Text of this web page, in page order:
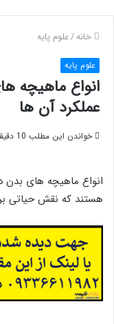
خانه/علوم پایه
علوم پایه
انواع
عملکرد آن ها
خواندن این مطلب 10 دقیقه زمان میبرد
انواع ماهیچه های بدن
هستند که نقش حیاتی